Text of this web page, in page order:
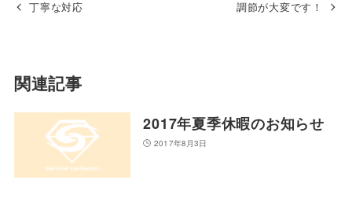
丁寧な対応 調節が大変です！
関連記事
2017年夏季休暇のお知らせ
2017年8月3日